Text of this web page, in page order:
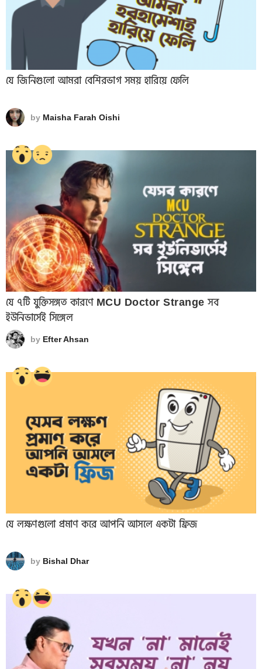
যে জিনিগুলো আমরা বেশিরভাগ সময় হারিয়ে ফেলি
by Maisha Farah Oishi
যে ৭টি যুক্তিসঙ্গত কারণে MCU Doctor Strange সব
ইউনিভার্সেই সিঙ্গেল
by Efter Ahsan
যে লক্ষণগুলো প্রমাণ করে আপনি আসলে একটা ফ্রিজ
by Bishal Dhar